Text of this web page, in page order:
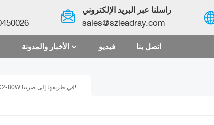
راسلنا عبر البريد الإلكتروني
sales@szleadray.com
الأخبار والمدونة فيديو اتصل بنا
مصابيح الشوارع الشمسية المتكاملة LC2-80W في طريقها إلى صربيا!